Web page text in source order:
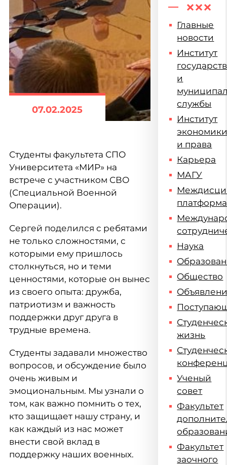
07.02.2025
Студенты факультета СПО
Университета «МИР» на
встрече с участником СВО
(Специальной Военной
Операции).
Сергей поделился с ребятами
не только сложностями, с
которыми ему пришлось
столкнуться, но и теми
ценностями, которые он вынес
из своего опыта: дружба,
патриотизм и важность
поддержки друг друга в
трудные времена.
Студенты задавали множество
вопросов, и обсуждение было
очень живым и
эмоциональным. Мы узнали о
том, как важно помнить о тех,
кто защищает нашу страну, и
как каждый из нас может
внести свой вклад в
поддержку наших военных.
Главные
новости
Институт
и
службы
Институт
и права
Карьера
МАГУ
платформа
Наука
Общество
жизнь
Ученый
совет
Факультет
Факультет
заочного